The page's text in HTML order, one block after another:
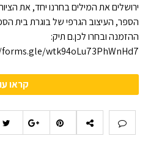
ירושלים את המילים בחרנו יחד, את
הספר, העיצוב הגרפי של בוגרת בית
ההזמנה ובחרו לכן.ם תיק:
wtk94oLu73PhWnHd7
קראו